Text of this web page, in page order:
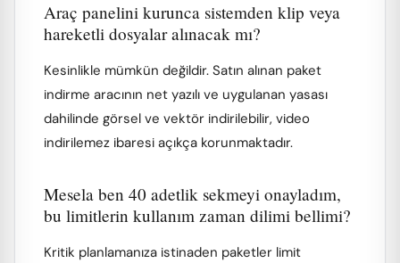
Araç panelini kurunca sistemden klip veya
hareketli dosyalar alınacak mı?
Kesinlikle mümkün değildir. Satın alınan paket
indirme aracının net yazılı ve uygulanan yasası
dahilinde görsel ve vektör indirilebilir, video
indirilemez ibaresi açıkça korunmaktadır.
Mesela ben 40 adetlik sekmeyi onayladım,
bu limitlerin kullanım zaman dilimi bellimi?
Kritik planlamanıza istinaden paketler limit